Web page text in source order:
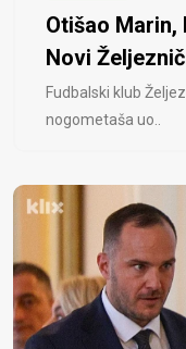
Otišao Marin,
Novi
Fudbalski klub
nogometaša uo..